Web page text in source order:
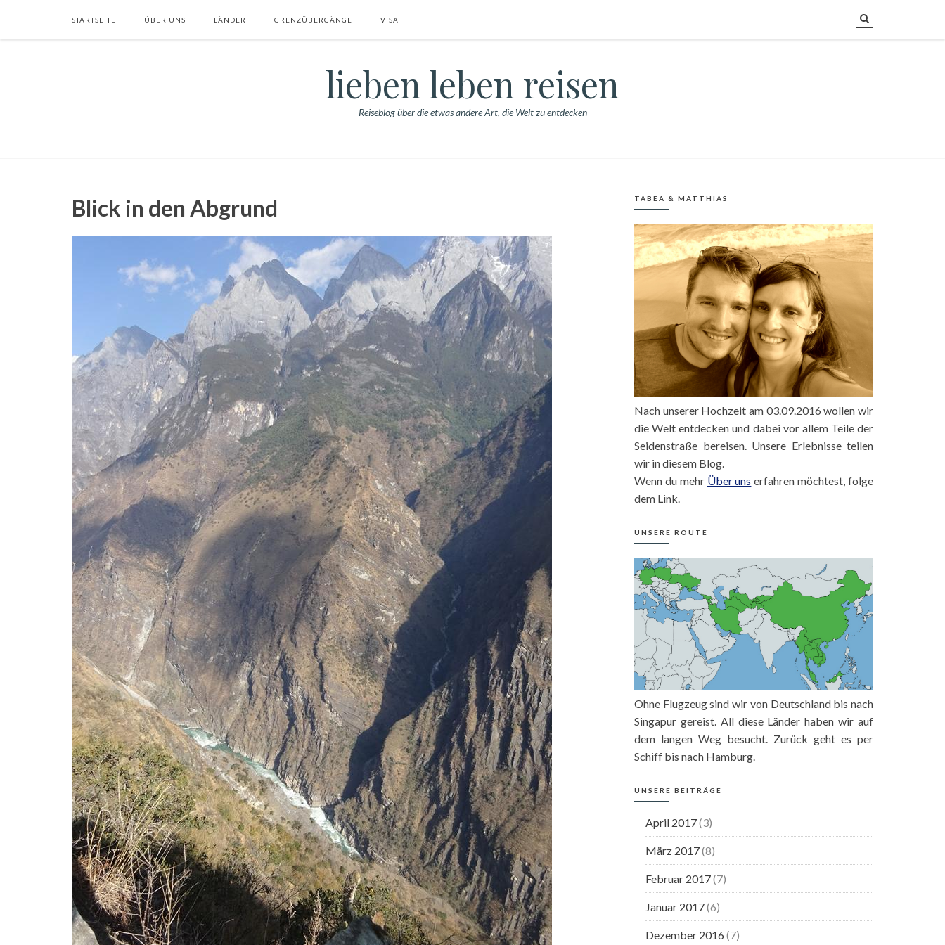
STARTSEITE ÜBER UNS LÄNDER GRENZÜBERGÄNGE VISA
lieben leben reisen
Reiseblog über die etwas andere Art, die Welt zu entdecken
Blick in den Abgrund TABEA & MATTHIAS
Nach unserer Hochzeit am 03.09.2016 wollen wir
die Welt entdecken und dabei vor allem Teile der
Seidenstraße bereisen. Unsere Erlebnisse teilen
wir in diesem Blog.
Wenn du mehr Über uns erfahren möchtest, folge
dem Link.
UNSERE ROUTE
Ohne Flugzeug sind wir von Deutschland bis nach
Singapur gereist. All diese Länder haben wir auf
dem langen Weg besucht. Zurück geht es per
Schiff bis nach Hamburg.
UNSERE BEITRÄGE
April 2017(3)
März 2017(8)
Februar 2017(7)
Januar 2017(6)
Dezember 2016 (7)